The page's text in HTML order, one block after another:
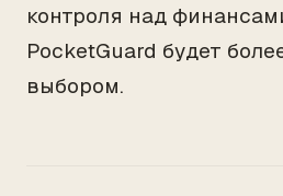
контроля над
PocketGuard будет
выбором.